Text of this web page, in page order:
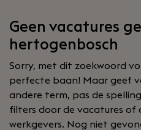
Geen vacatures
hertogenbosch
Sorry, met dit zoekwoord
perfecte baan! Maar geef
andere term, pas de
filters door de vacatures of
werkgevers. Nog niet